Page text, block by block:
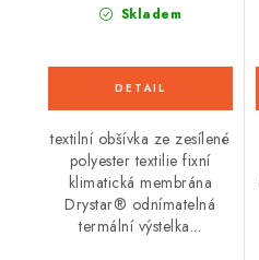
Skladem
textilní obšívka ze zesílené
polyester textilie fixní
klimatická membrána
Drystar® odnímatelná
termální výstelka...